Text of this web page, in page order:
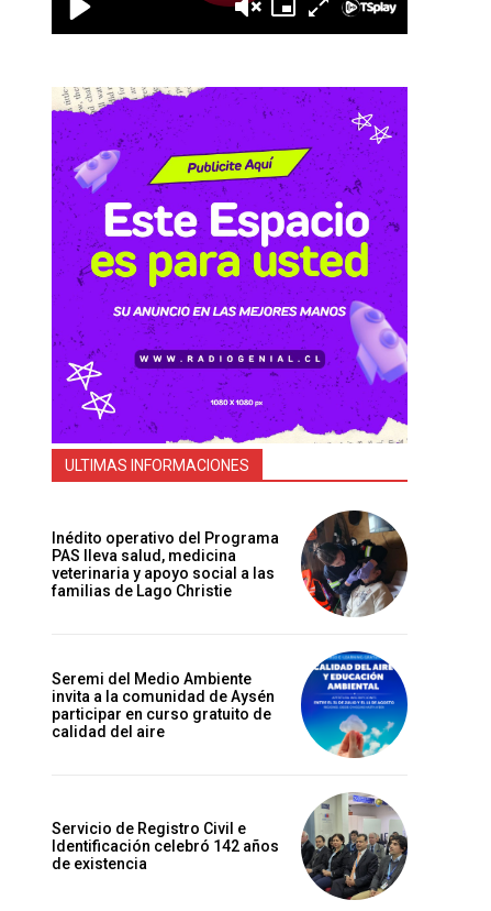
ULTIMAS INFORMACIONES
Inédito operativo del Programa
PAS lleva salud, medicina
veterinaria y apoyo social a las
familias de Lago Christie
Seremi del Medio Ambiente
invita a la comunidad de Aysén
participar en curso gratuito de
calidad del aire
Servicio de Registro Civil e
Identificación celebró 142 años
de existencia